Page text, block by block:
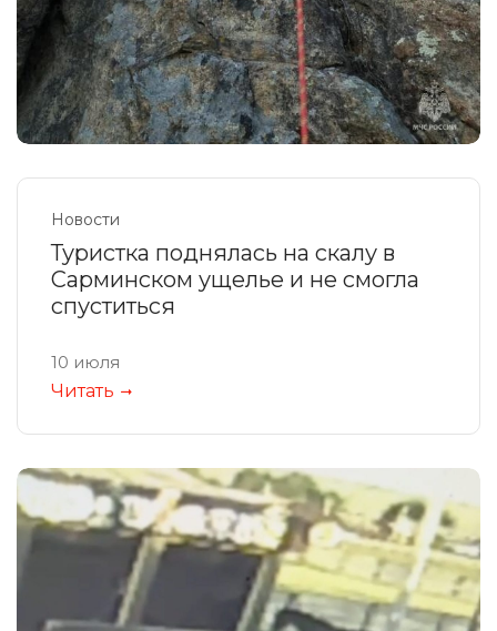
Новости
Туристка поднялась на скалу в
Сарминском ущелье и не смогла
спуститься
10 июля
Читать